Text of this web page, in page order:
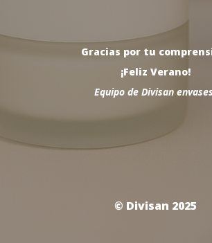
Gracias por tu
¡Feliz Verano!
Equipo de Divisan
© Divisan 2025